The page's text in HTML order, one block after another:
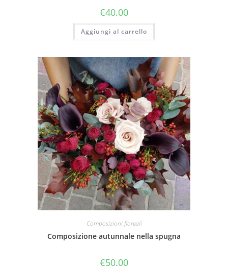
€40.00
Aggiungi al carrello
Composizioni floreali
Composizione autunnale nella spugna
€50.00